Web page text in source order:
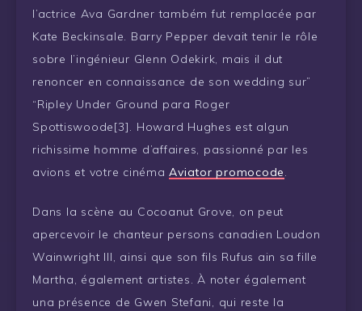
l’actrice Ava Gardner também fut remplacée par
Kate Beckinsale. Barry Pepper devait tenir le rôle
sobre l’ingénieur Glenn Odekirk, mais il dut
renoncer en connaissance de son wedding sur”
“Ripley Under Ground para Roger
Spottiswoode[3]. Howard Hughes est algun
richissime homme d’affaires, passionné par les
avions et votre cinémaAviator promocode.
Dans la scène au Cocoanut Grove, on peut
apercevoir le chanteur persons canadien Loudon
Wainwright III, ainsi que son fils Rufus ain sa fille
Martha, également artistes. À noter également
una présence de Gwen Stefani, qui reste la